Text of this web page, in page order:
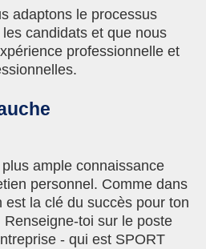
adaptons le processus
candidats et que nous
professionnelle et
ample connaissance
personnel. Comme dans
est la clé du succès pour ton
toi sur le poste
- qui est SPORT